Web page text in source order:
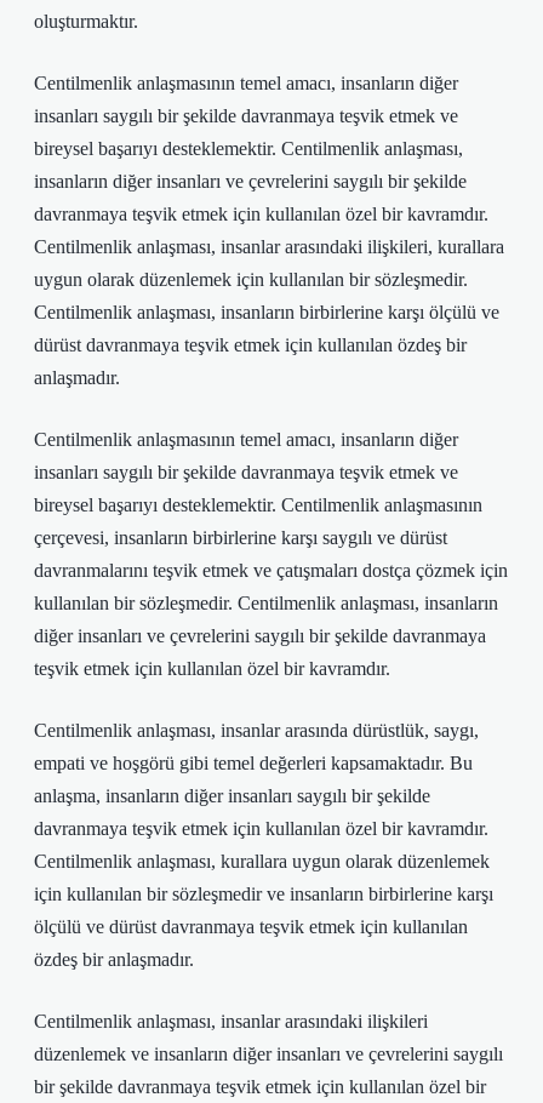
oluşturmaktır.
Centilmenlik anlaşmasının temel amacı, insanların diğer
insanları saygılı bir şekilde davranmaya teşvik etmek ve
bireysel başarıyı desteklemektir. Centilmenlik anlaşması,
insanların diğer insanları ve çevrelerini saygılı bir şekilde
davranmaya teşvik etmek için kullanılan özel bir kavramdır.
Centilmenlik anlaşması, insanlar arasındaki ilişkileri, kurallara
uygun olarak düzenlemek için kullanılan bir sözleşmedir.
Centilmenlik anlaşması, insanların birbirlerine karşı ölçülü ve
dürüst davranmaya teşvik etmek için kullanılan özdeş bir
anlaşmadır.
Centilmenlik anlaşmasının temel amacı, insanların diğer
insanları saygılı bir şekilde davranmaya teşvik etmek ve
bireysel başarıyı desteklemektir. Centilmenlik anlaşmasının
çerçevesi, insanların birbirlerine karşı saygılı ve dürüst
davranmalarını teşvik etmek ve çatışmaları dostça çözmek için
kullanılan bir sözleşmedir. Centilmenlik anlaşması, insanların
diğer insanları ve çevrelerini saygılı bir şekilde davranmaya
teşvik etmek için kullanılan özel bir kavramdır.
Centilmenlik anlaşması, insanlar arasında dürüstlük, saygı,
empati ve hoşgörü gibi temel değerleri kapsamaktadır. Bu
anlaşma, insanların diğer insanları saygılı bir şekilde
davranmaya teşvik etmek için kullanılan özel bir kavramdır.
Centilmenlik anlaşması, kurallara uygun olarak düzenlemek
için kullanılan bir sözleşmedir ve insanların birbirlerine karşı
ölçülü ve dürüst davranmaya teşvik etmek için kullanılan
özdeş bir anlaşmadır.
Centilmenlik anlaşması, insanlar arasındaki ilişkileri
düzenlemek ve insanların diğer insanları ve çevrelerini saygılı
bir şekilde davranmaya teşvik etmek için kullanılan özel bir